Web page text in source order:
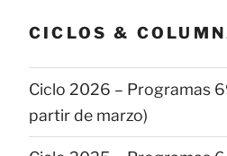
CICLOS &
Ciclo 2026 – Programas
partir de marzo)